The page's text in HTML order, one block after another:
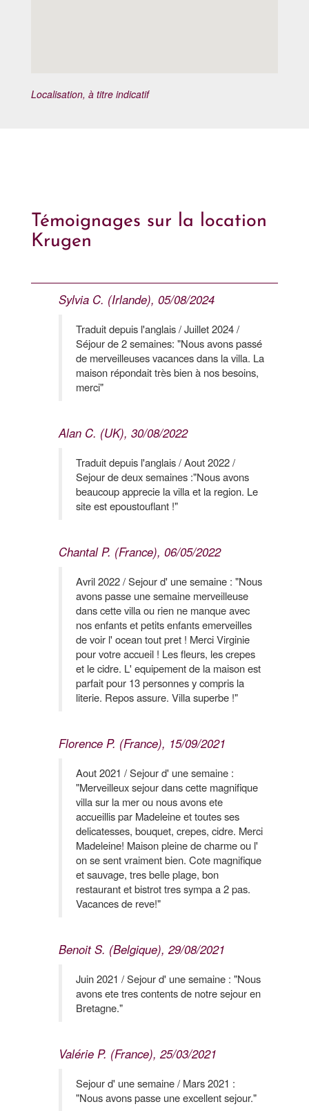
Localisation, à titre indicatif
Témoignages sur la location
Krugen
Sylvia C. (Irlande), 05/08/2024
Traduit depuis l'anglais / Juillet 2024 /
Séjour de 2 semaines: "Nous avons passé
de merveilleuses vacances dans la villa. La
maison répondait très bien à nos besoins,
merci"
Alan C. (UK), 30/08/2022
Traduit depuis l'anglais / Aout 2022 /
Sejour de deux semaines :"Nous avons
beaucoup apprecie la villa et la region. Le
site est epoustouflant !"
Chantal P. (France), 06/05/2022
Avril 2022 / Sejour d' une semaine : "Nous
avons passe une semaine merveilleuse
dans cette villa ou rien ne manque avec
nos enfants et petits enfants emerveilles
de voir l' ocean tout pret ! Merci Virginie
pour votre accueil ! Les fleurs, les crepes
et le cidre. L' equipement de la maison est
parfait pour 13 personnes y compris la
literie. Repos assure. Villa superbe !"
Florence P. (France), 15/09/2021
Aout 2021 / Sejour d' une semaine :
"Merveilleux sejour dans cette magnifique
villa sur la mer ou nous avons ete
accueillis par Madeleine et toutes ses
delicatesses, bouquet, crepes, cidre. Merci
Madeleine! Maison pleine de charme ou l'
on se sent vraiment bien. Cote magnifique
et sauvage, tres belle plage, bon
restaurant et bistrot tres sympa a 2 pas.
Vacances de reve!"
Benoit S. (Belgique), 29/08/2021
Juin 2021 / Sejour d' une semaine : "Nous
avons ete tres contents de notre sejour en
Bretagne."
Valérie P. (France), 25/03/2021
Sejour d' une semaine / Mars 2021 :
"Nous avons passe une excellent sejour."